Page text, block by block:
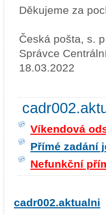
Děkujeme za
Česká pošta, s.
Správce
18.03.2022
Víkendová
Přímé zadání
Nefunkční
cadr002.aktualni